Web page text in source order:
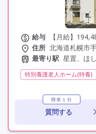
給与
【月給】
住所 北海道札幌市
最寄り駅 星置、ほ
特別養護老人ホーム(特養)
社会保険完備
交通費支給
年間休日110日以上
学
簡単１分
質問する